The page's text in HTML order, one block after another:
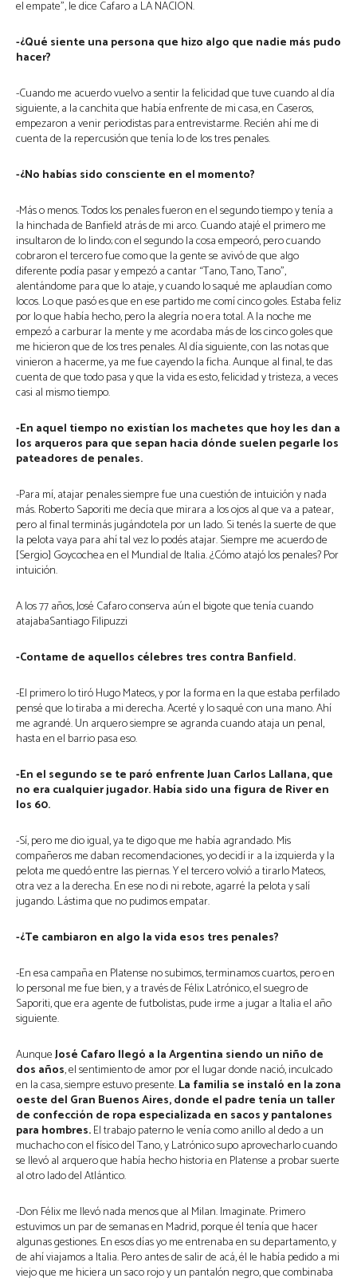
el empate”, le dice Cafaro a LA NACION.
-¿Qué siente una persona que hizo algo que nadie más pudo
hacer?
-Cuando me acuerdo vuelvo a sentir la felicidad que tuve cuando al día
siguiente, a la canchita que había enfrente de mi casa, en Caseros,
empezaron a venir periodistas para entrevistarme. Recién ahí me di
cuenta de la repercusión que tenía lo de los tres penales.
-¿No habías sido consciente en el momento?
-Más o menos. Todos los penales fueron en el segundo tiempo y tenía a
la hinchada de Banfield atrás de mi arco. Cuando atajé el primero me
insultaron de lo lindo; con el segundo la cosa empeoró, pero cuando
cobraron el tercero fue como que la gente se avivó de que algo
diferente podía pasar y empezó a cantar “Tano, Tano, Tano”,
alentándome para que lo ataje, y cuando lo saqué me aplaudían como
locos. Lo que pasó es que en ese partido me comí cinco goles. Estaba feliz
por lo que había hecho, pero la alegría no era total. A la noche me
empezó a carburar la mente y me acordaba más de los cinco goles que
me hicieron que de los tres penales. Al día siguiente, con las notas que
vinieron a hacerme, ya me fue cayendo la ficha. Aunque al final, te das
cuenta de que todo pasa y que la vida es esto, felicidad y tristeza, a veces
casi al mismo tiempo.
-En aquel tiempo no existían los machetes que hoy les dan a
los arqueros para que sepan hacia dónde suelen pegarle los
pateadores de penales.
-Para mí, atajar penales siempre fue una cuestión de intuición y nada
más. Roberto Saporiti me decía que mirara a los ojos al que va a patear,
pero al final terminás jugándotela por un lado. Si tenés la suerte de que
la pelota vaya para ahí tal vez lo podés atajar. Siempre me acuerdo de
[Sergio] Goycochea en el Mundial de Italia. ¿Cómo atajó los penales? Por
intuición.
A los 77 años, José Cafaro conserva aún el bigote que tenía cuando
atajabaSantiago Filipuzzi
-Contame de aquellos célebres tres contra Banfield.
-El primero lo tiró Hugo Mateos, y por la forma en la que estaba perfilado
pensé que lo tiraba a mi derecha. Acerté y lo saqué con una mano. Ahí
me agrandé. Un arquero siempre se agranda cuando ataja un penal,
hasta en el barrio pasa eso.
-En el segundo se te paró enfrente Juan Carlos Lallana, que
no era cualquier jugador. Había sido una figura de River en
los 60.
-Sí, pero me dio igual, ya te digo que me había agrandado. Mis
compañeros me daban recomendaciones, yo decidí ir a la izquierda y la
pelota me quedó entre las piernas. Y el tercero volvió a tirarlo Mateos,
otra vez a la derecha. En ese no di ni rebote, agarré la pelota y salí
jugando. Lástima que no pudimos empatar.
-¿Te cambiaron en algo la vida esos tres penales?
-En esa campaña en Platense no subimos, terminamos cuartos, pero en
lo personal me fue bien, y a través de Félix Latrónico, el suegro de
Saporiti, que era agente de futbolistas, pude irme a jugar a Italia el año
siguiente.
AunqueJosé Cafaro llegó a la Argentina siendo un niño de
dos años, el sentimiento de amor por el lugar donde nació, inculcado
en la casa, siempre estuvo presente.La familia se instaló en la zona
oeste del Gran Buenos Aires, donde el padre tenía un taller
de confección de ropa especializada en sacos y pantalones
para hombres.El trabajo paterno le venía como anillo al dedo a un
muchacho con el físico del Tano, y Latrónico supo aprovecharlo cuando
se llevó al arquero que había hecho historia en Platense a probar suerte
al otro lado del Atlántico.
-Don Félix me llevó nada menos que al Milan. Imaginate. Primero
estuvimos un par de semanas en Madrid, porque él tenía que hacer
algunas gestiones. En esos días yo me entrenaba en su departamento, y
de ahí viajamos a Italia. Pero antes de salir de acá, él le había pedido a mi
viejo que me hiciera un saco rojo y un pantalón negro, que combinaba